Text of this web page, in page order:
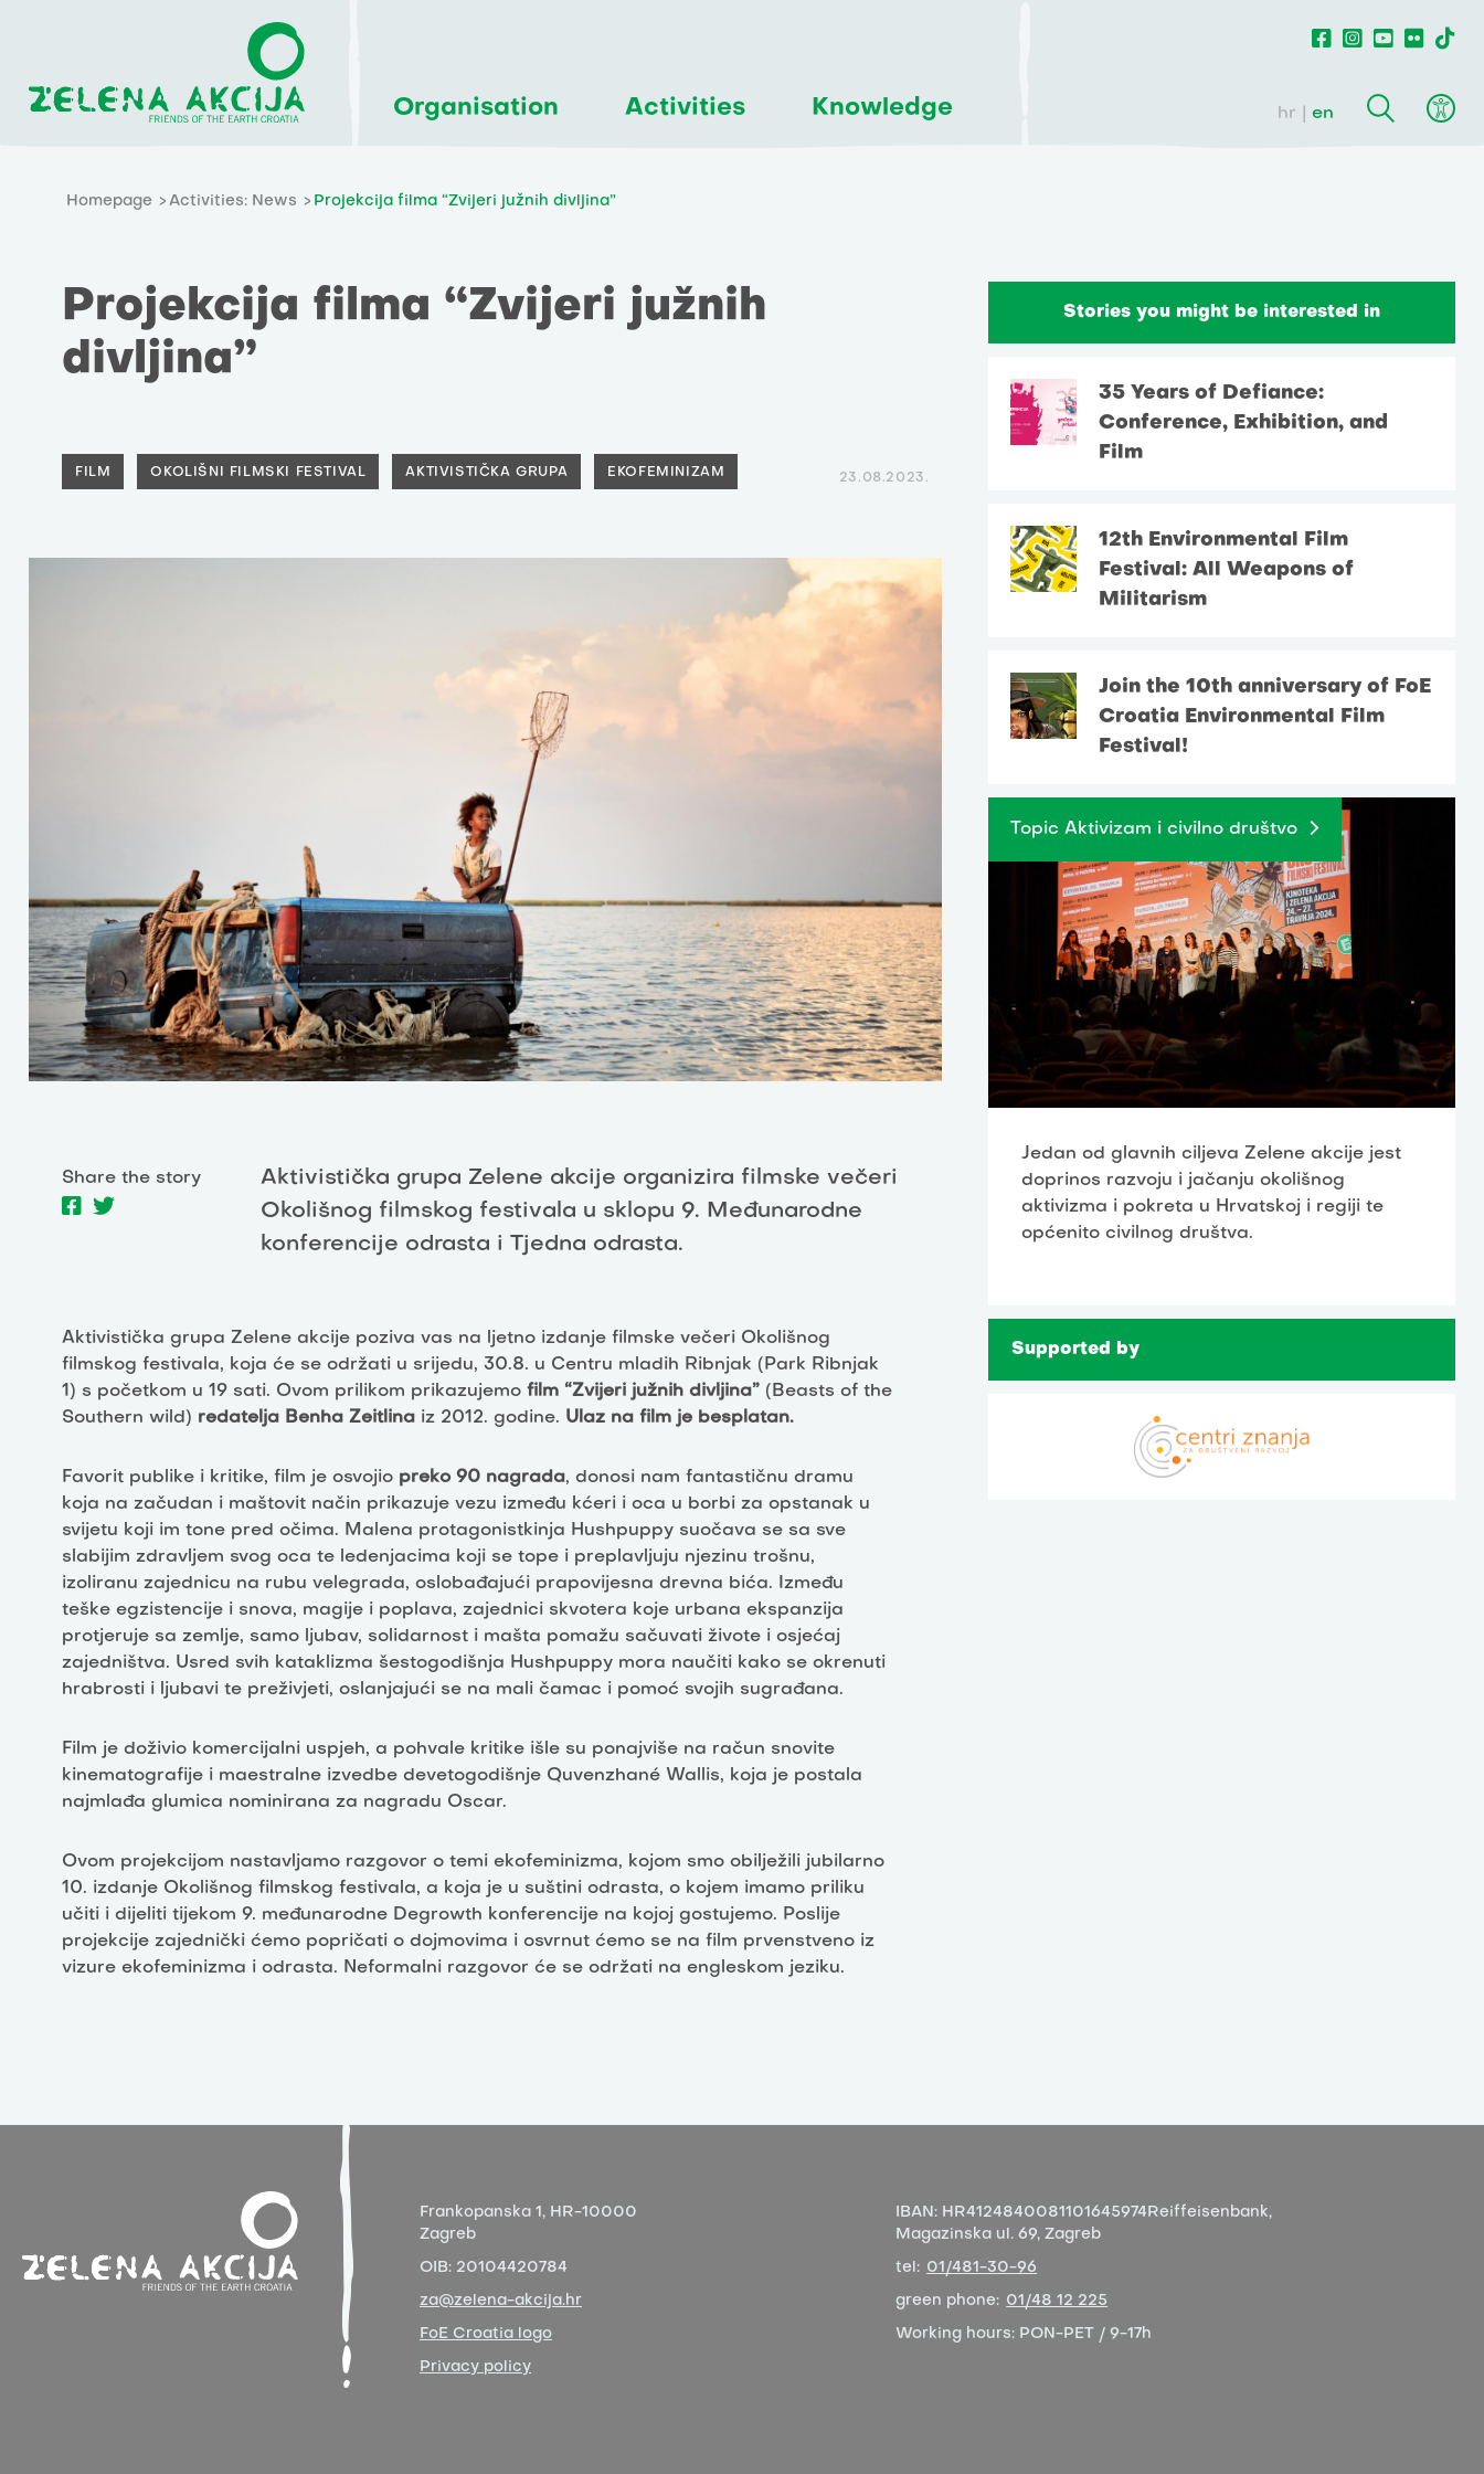
Organisation Activities Knowledge hr en
Homepage Activities: News Projekcija filma “Zvijeri južnih divljina”
Projekcija filma “Zvijeri južnih
divljina”
FILM OKOLIŠNI FILMSKI FESTIVAL AKTIVISTIČKA GRUPA EKOFEMINIZAM 23.08.2023.
Share the story
Aktivistička grupa Zelene akcije organizira filmske večeri
Okolišnog filmskog festivala u sklopu 9. Međunarodne
konferencije odrasta i Tjedna odrasta.
Aktivistička grupa Zelene akcije poziva vas na ljetno izdanje filmske večeri Okolišnog
filmskog festivala, koja će se održati u srijedu, 30.8. u Centru mladih Ribnjak (Park Ribnjak
1) s početkom u 19 sati. Ovom prilikom prikazujemo film “Zvijeri južnih divljina” (Beasts of the
Southern wild) redatelja Benha Zeitlina iz 2012. godine. Ulaz na film je besplatan.
Favorit publike i kritike, film je osvojio preko 90 nagrada, donosi nam fantastičnu dramu
koja na začudan i maštovit način prikazuje vezu između kćeri i oca u borbi za opstanak u
svijetu koji im tone pred očima. Malena protagonistkinja Hushpuppy suočava se sa sve
slabijim zdravljem svog oca te ledenjacima koji se tope i preplavljuju njezinu trošnu,
izoliranu zajednicu na rubu velegrada, oslobađajući prapovijesna drevna bića. Između
teške egzistencije i snova, magije i poplava, zajednici skvotera koje urbana ekspanzija
protjeruje sa zemlje, samo ljubav, solidarnost i mašta pomažu sačuvati živote i osjećaj
zajedništva. Usred svih kataklizma šestogodišnja Hushpuppy mora naučiti kako se okrenuti
hrabrosti i ljubavi te preživjeti, oslanjajući se na mali čamac i pomoć svojih sugrađana.
Film je doživio komercijalni uspjeh, a pohvale kritike išle su ponajviše na račun snovite
kinematografije i maestralne izvedbe devetogodišnje Quvenzhané Wallis, koja je postala
najmlađa glumica nominirana za nagradu Oscar.
Ovom projekcijom nastavljamo razgovor o temi ekofeminizma, kojom smo obilježili jubilarno
10. izdanje Okolišnog filmskog festivala, a koja je u suštini odrasta, o kojem imamo priliku
učiti i dijeliti tijekom 9. međunarodne Degrowth konferencije na kojoj gostujemo. Poslije
projekcije zajednički ćemo popričati o dojmovima i osvrnut ćemo se na film prvenstveno iz
vizure ekofeminizma i odrasta. Neformalni razgovor će se održati na engleskom jeziku.
Stories you might be interested in
35 Years of Defiance:
Conference, Exhibition, and
Film
12th Environmental Film
Festival: All Weapons of
Militarism
Join the 10th anniversary of FoE
Croatia Environmental Film
Festival!
Topic Aktivizam i civilno društvo
Jedan od glavnih ciljeva Zelene akcije jest
doprinos razvoju i jačanju okolišnog
aktivizma i pokreta u Hrvatskoj i regiji te
općenito civilnog društva.
Supported by
Frankopanska 1, HR-10000
Zagreb
OIB: 20104420784
za@zelena-akcija.hr
FoE Croatia logo
Privacy policy
IBAN: HR4124840081101645974 Reiffeisenbank,
Magazinska ul. 69, Zagreb
tel: 01/481-30-96
green phone: 01/48 12 225
Working hours: PON-PET / 9-17h